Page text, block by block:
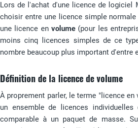
Lors de l'achat d'une licence de logiciel
choisir entre une licence simple
une licence en volume(pour les
moins cinq licences simples de ce
nombre beaucoup plus important d'entre
Définition de la licence de volume
À proprement parler, le terme "licence
un ensemble de licences individuelles
comparable à un paquet de masse.